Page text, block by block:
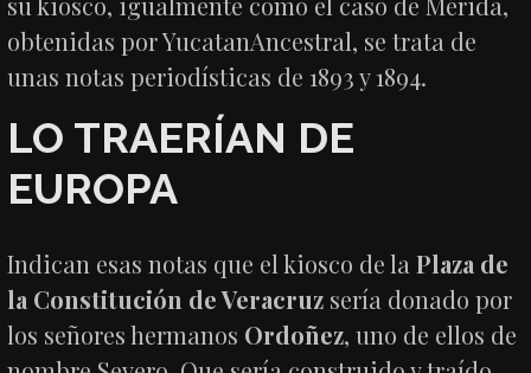
obtenidas por YucatanAncestral, se trata de
unas notas periodísticas de 1893 y 1894.
LO TRAERÍAN DE
EUROPA
Indican esas notas que el kiosco de laPlaza de
la Constitución de Veracruz sería donado por
los señores hermanos Ordoñez, uno de ellos de